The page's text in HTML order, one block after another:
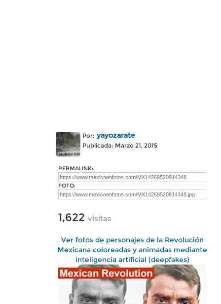
Por: yayozarate
Publicada: Marzo 21, 2015
PERMALINK:
FOTO:
1,622 visitas
Ver fotos de personajes de la Revolución
Mexicana coloreadas y animadas mediante
inteligencia artificial (deepfakes)